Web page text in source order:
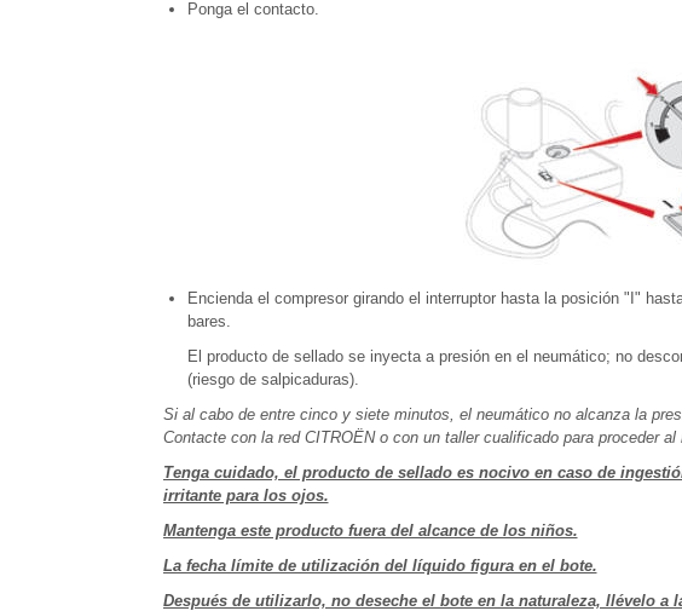
Ponga el contacto.
Encienda el compresor girando el interruptor hasta la posición "I"
bares.
El producto de sellado se inyecta a presión en el neumático; no
(riesgo de salpicaduras).
Si al cabo de entre cinco y siete minutos, el neumático no alcanza la
Contacte con la red CITROËN o con un taller cualificado para proceder
Tenga cuidado, el producto de sellado es nocivo en caso de
irritante para los ojos.
Mantenga este producto fuera del alcance de los niños.
La fecha límite de utilización del líquido figura en el bote.
Después de utilizarlo, no deseche el bote en la naturaleza, llévelo a